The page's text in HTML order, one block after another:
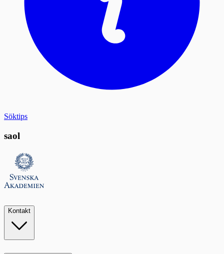
Söktips
saol
Kontakt